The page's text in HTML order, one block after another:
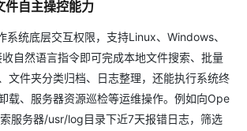
件自主操控能力
系统底层交互权限，支持Linux、Windows、
自然语言指令即可完成本地文件搜索、批量
文件夹分类归档、日志整理，还能执行系统终
载、服务器资源巡检等运维操作。例如向Ope
服务器/usr/log目录下近7天报错日志，筛选